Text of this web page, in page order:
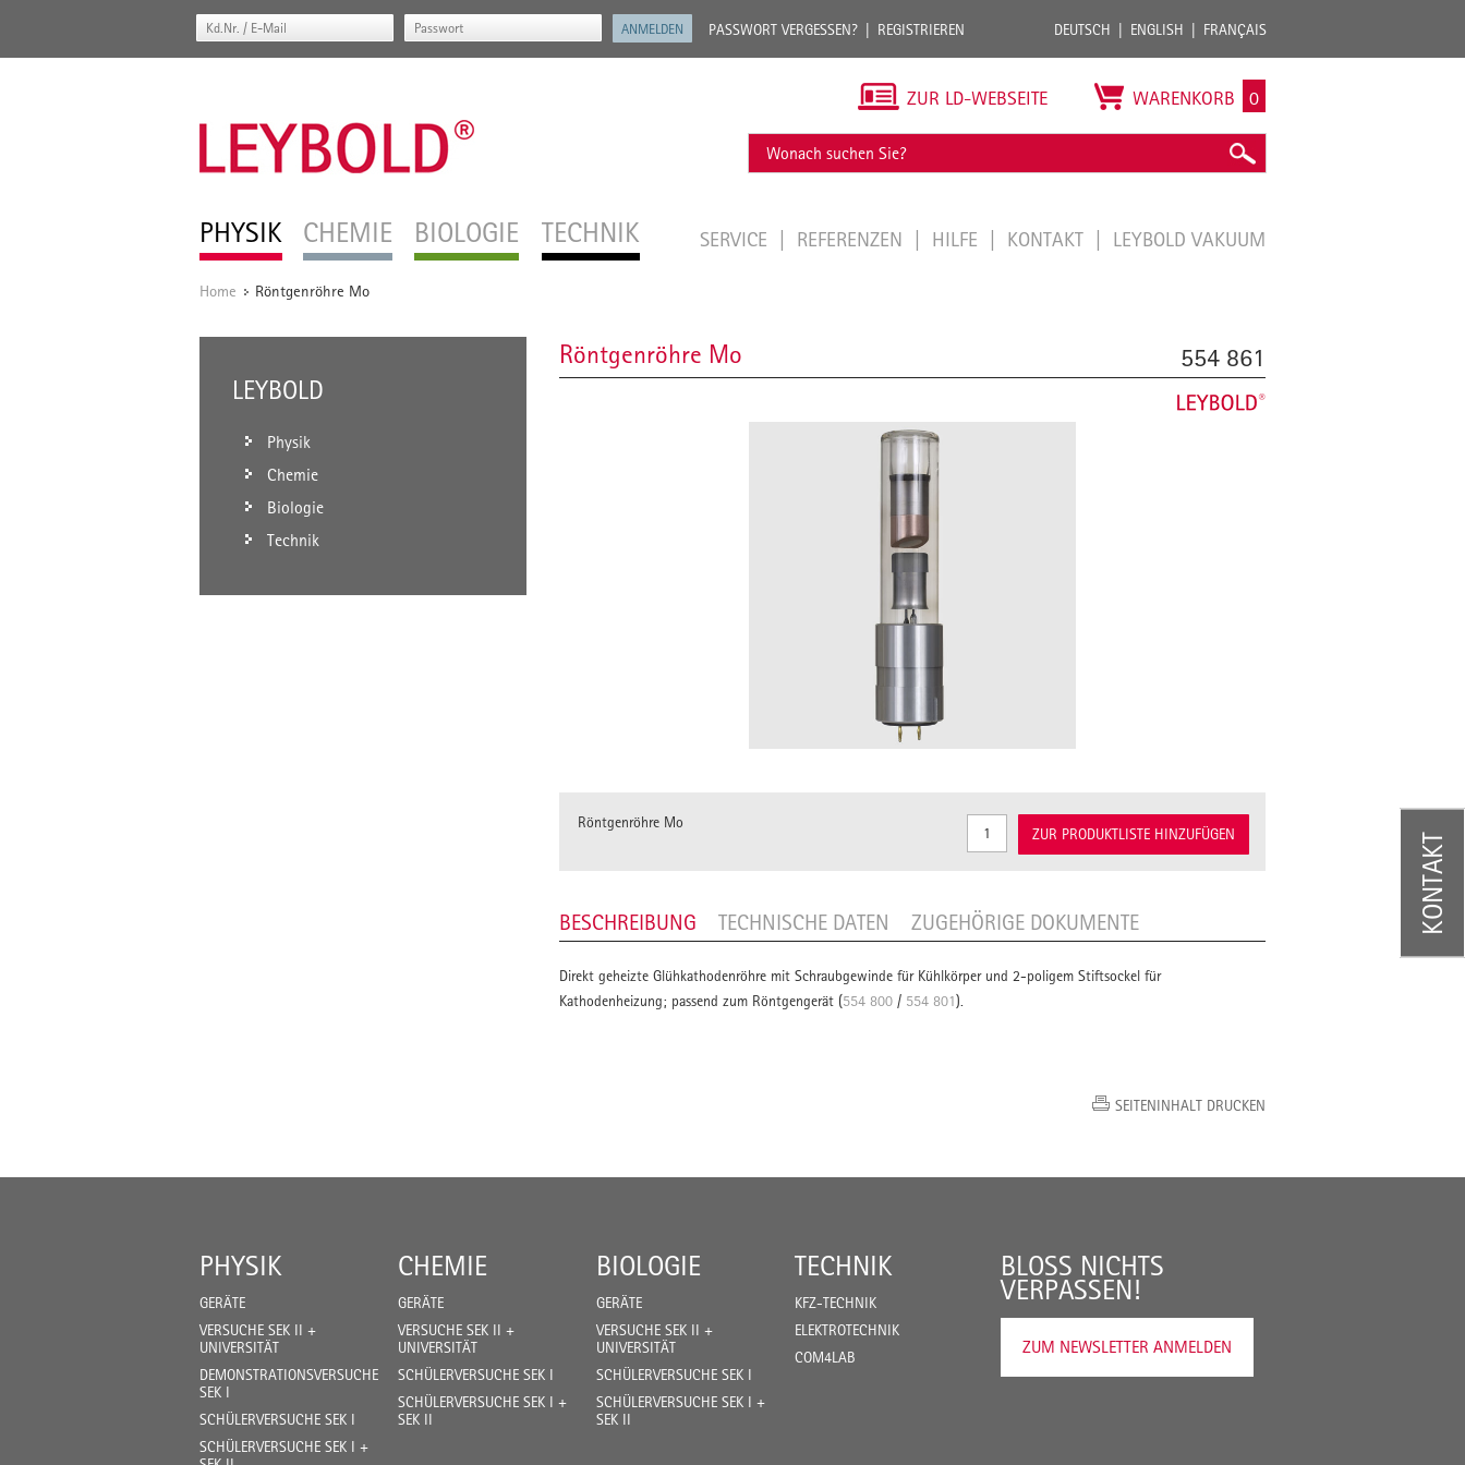
PASSWORT VERGESSEN? REGISTRIEREN DEUTSCH ENGLISH FRANÇAIS
PHYSIK CHEMIE BIOLOGIE TECHNIK
ZUR LD-WEBSEITE WARENKORB 0
SERVICE REFERENZEN HILFE KONTAKT LEYBOLD VAKUUM
Home / Röntgenröhre Mo
LEYBOLD
Physik
Chemie
Biologie
Technik
Röntgenröhre Mo 554 861
Röntgenröhre Mo
ZUR PRODUKTLISTE HINZUFÜGEN
BESCHREIBUNG TECHNISCHE DATEN ZUGEHÖRIGE DOKUMENTE
Direkt geheizte Glühkathodenröhre mit Schraubgewinde für Kühlkörper und 2-poligem Stiftsockel für
Kathodenheizung; passend zum Röntgengerät (554 800 / 554 801).
SEITENINHALT DRUCKEN
PHYSIK
GERÄTE
VERSUCHE SEK II +
UNIVERSITÄT
DEMONSTRATIONSVERSUCHE
SEK I
SCHÜLERVERSUCHE SEK I
SCHÜLERVERSUCHE SEK I +
CHEMIE
GERÄTE
VERSUCHE SEK II +
UNIVERSITÄT
SCHÜLERVERSUCHE SEK I
SCHÜLERVERSUCHE SEK I +
SEK II
BIOLOGIE
GERÄTE
VERSUCHE SEK II +
UNIVERSITÄT
SCHÜLERVERSUCHE SEK I
SCHÜLERVERSUCHE SEK I +
SEK II
TECHNIK
KFZ-TECHNIK
ELEKTROTECHNIK
COM4LAB
BLOSS NICHTS V
ERPASSEN!
ZUM NEWSLETTER ANMELDEN
KONTAKT